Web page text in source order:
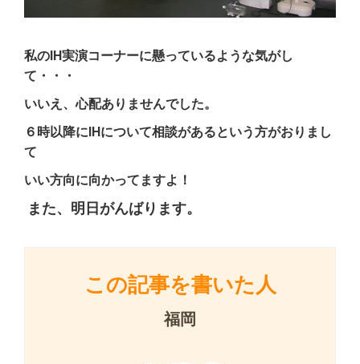
私のIH実演コーナーに懸っているような気がし
て・・・
いいえ、心配ありませんでした。
６時以降にIHについて相談があるという方がおりまし
て
いい方向に向かってますよ！
また、明日がんばります。
この記事を書いた人
福岡